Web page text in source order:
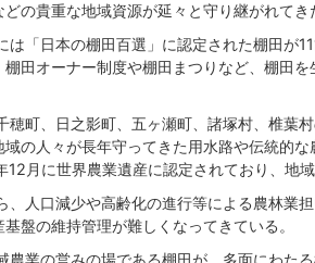
の貴重な地域資源が延々と守り継がれてき
は「日本の棚田百選」に認定された棚田が
棚田オーナー制度や棚田まつりなど、棚田
穂町、日之影町、五ヶ瀬町、諸塚村、椎葉
域の人々が長年守ってきた用水路や伝統的
12月に世界農業遺産に認定されており、地
、人口減少や高齢化の進行等による農林業
盤の維持管理が難しくなってきている。
農業の営みの場である棚田が、多面にわた